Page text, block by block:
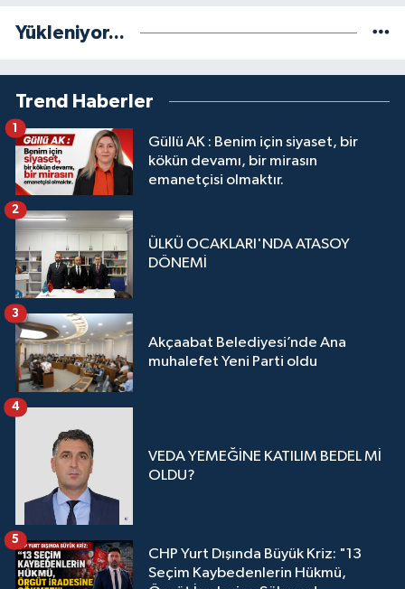
Yükleniyor...
Trend Haberler
Güllü AK : Benim için siyaset, bir
kökün devamı, bir mirasın
emanetçisi olmaktır.
1
ÜLKÜ OCAKLARI'NDA ATASOY
DÖNEMİ
2
Akçaabat Belediyesi’nde Ana
muhalefet Yeni Parti oldu
3
VEDA YEMEĞİNE KATILIM BEDEL Mİ
OLDU?
4
CHP Yurt Dışında Büyük Kriz: "13
Seçim Kaybedenlerin Hükmü,
5